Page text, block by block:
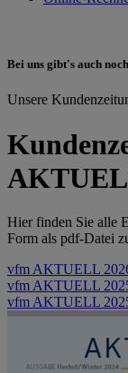
Bei uns gibt's auch
Unsere
Hier finden Sie alle
Form als pdf-Datei
vfm AKTUELL
vfm AKTUELL
vfm AKTUELL